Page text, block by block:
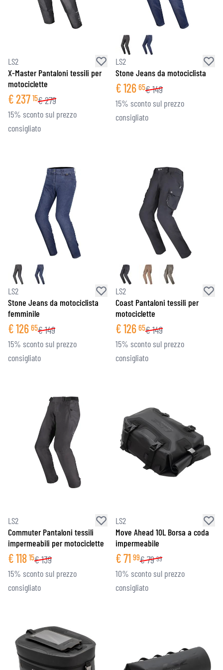
LS2
X-Master Pantaloni tessili per
motociclette
€237 15€279
15% sconto sul prezzo
consigliato
LS2
Stone Jeans da motociclista
€126 65€149
15% sconto sul prezzo
consigliato
LS2
Stone Jeans da motociclista
femminile
€126 65€149
15% sconto sul prezzo
consigliato
LS2
Coast Pantaloni tessili per
motociclette
€126 65€149
15% sconto sul prezzo
consigliato
LS2
Commuter Pantaloni tessili
impermeabili per motociclette
€118 15€139
15% sconto sul prezzo
consigliato
LS2
Move Ahead 10L Borsa a coda
impermeabile
€71 99€79 99
10% sconto sul prezzo
consigliato